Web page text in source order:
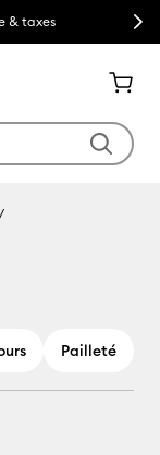
& taxes Next
Pailleté